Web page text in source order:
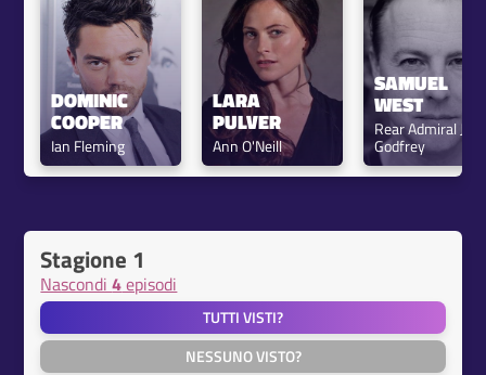
DOMINIC
COOPER
Ian Fleming
LARA
PULVER
Ann O'Neill
SAMUEL
WEST
Rear Admiral
Godfrey
Stagione 1
Nascondi4episodi
TUTTI VISTI?
NESSUNO VISTO?